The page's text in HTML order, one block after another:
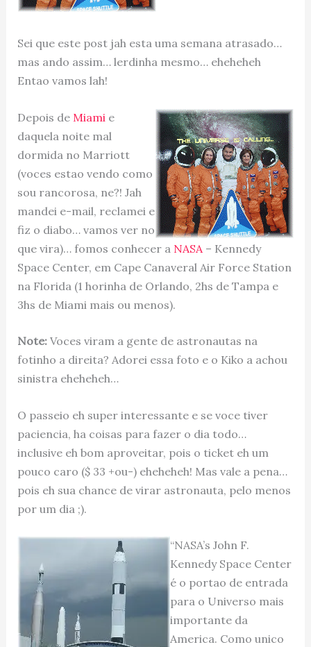
Sei que este post jah esta uma semana atrasado…
mas ando assim… lerdinha mesmo… eheheheh
Entao vamos lah!
Depois de Miami e
daquela noite mal
dormida no Marriott
(voces estao vendo como
sou rancorosa, ne?! Jah
mandei e-mail, reclamei e
fiz o diabo… vamos ver no
que vira)… fomos conhecer a NASA – Kennedy
Space Center, em Cape Canaveral Air Force Station
na Florida (1 horinha de Orlando, 2hs de Tampa e
3hs de Miami mais ou menos).
Note:Voces viram a gente de astronautas na
fotinho a direita? Adorei essa foto e o Kiko a achou
sinistra eheheheh…
O passeio eh super interessante e se voce tiver
paciencia, ha coisas para fazer o dia todo…
inclusive eh bom aproveitar, pois o ticket eh um
pouco caro ($ 33 +ou-) eheheheh! Mas vale a pena…
pois eh sua chance de virar astronauta, pelo menos
por um dia ;).
“NASA’s John F.
Kennedy Space Center
é o portao de entrada
para o Universo mais
importante da
America. Como unico